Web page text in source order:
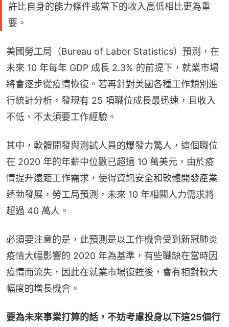
許比自身的能力條件或當下的收入高低相比更為重
要。
美國勞工局（Bureau of Labor Statistics）預測，在
未來 10 年每年 GDP 成長 2.3% 的前提下，就業市場
將會逐步從疫情恢復。若再針對美國各種工作類別進
行統計分析，發現有 25 項職位成長最迅速，且收入
不低、不太須要工作經驗。
其中，軟體開發與測試人員的爆發力驚人，這個職位
在 2020 年的年薪中位數已超過 10 萬美元，由於疫
情提升遠距工作需求，使得資訊安全和軟體開發產業
蓬勃發展，勞工局預測，未來 10 年相關人力需求將
超過 40 萬人。
必須要注意的是，此預測是以工作機會受到新冠肺炎
疫情大幅影響的 2020 年為基準，有些職缺在當時因
疫情而流失，因此在就業市場復甦後，會有相對較大
幅度的增長機會。
要為未來事業打算的話，不妨考慮投身以下這25個行